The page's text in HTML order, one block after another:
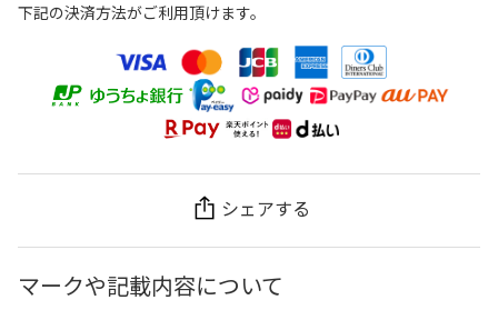
下記の決済方法がご利用頂けます。
シェアする
マークや記載内容について